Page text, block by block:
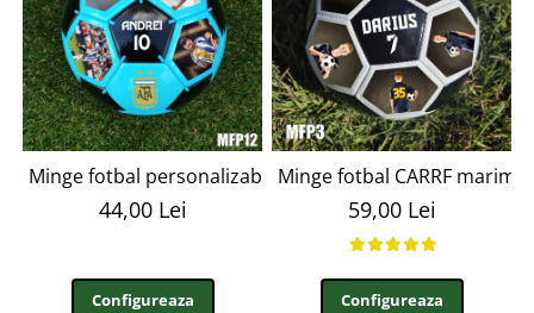
Minge fotbal personalizabila cu poza si text MFN12
44,00 Lei
Configureaza
Minge fotbal CARRF
59,00 Lei
Configureaza